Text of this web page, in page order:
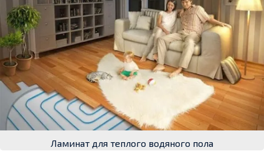
Ламинат для теплого водяного пола